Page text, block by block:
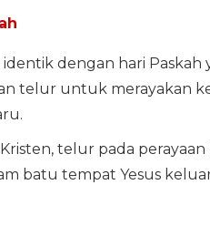
dengan hari Paskah
telur untuk merayakan
telur pada
batu tempat Yesus